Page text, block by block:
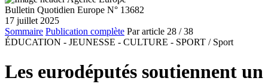
Bulletin Quotidien Europe N° 13682
17 juillet 2025
Sommaire Publication complète Par article 28 / 38
ÉDUCATION - JEUNESSE - CULTURE - SPORT / Sport
Les eurodéputés soutiennent un